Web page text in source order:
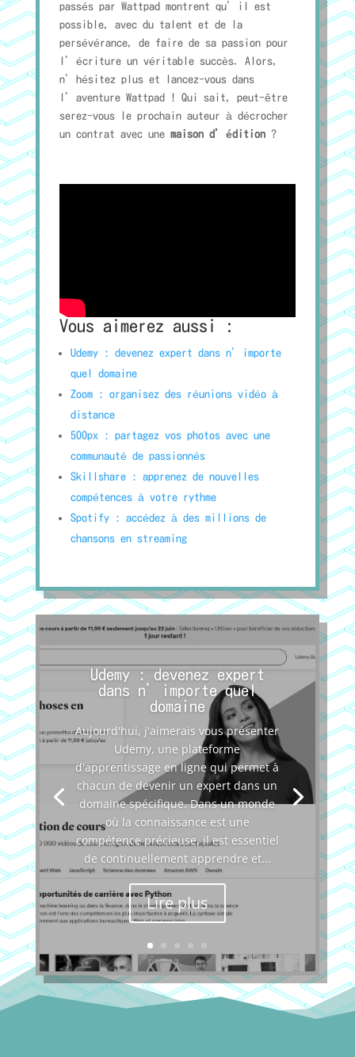
passés par Wattpad montrent qu’il est
possible, avec du talent et de la
persévérance, de faire de sa passion pour
l’écriture un véritable succès. Alors,
n’hésitez plus et lancez-vous dans
l’aventure Wattpad ! Qui sait, peut-être
serez-vous le prochain auteur à décrocher
un contrat avec une maison d’édition?
Vous aimerez aussi :
Udemy : devenez expert dans n’importe
quel domaine
Zoom : organisez des réunions vidéo à
distance
500px : partagez vos photos avec une
communauté de passionnés
Skillshare : apprenez de nouvelles
compétences à votre rythme
Spotify : accédez à des millions de
chansons en streaming
Udemy : devenez expert
dans n’importe quel
domaine
Aujourd'hui, j'aimerais vous présenter
Udemy, une plateforme
d'apprentissage en ligne qui permet à
chacun de devenir un expert dans un
domaine spécifique. Dans un monde
où la connaissance est une
compétence précieuse, il est essentiel
de continuellement apprendre et...
Lire plus